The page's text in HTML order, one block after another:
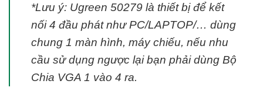
*Lưu ý: Ugreen 50279 là thiết bị để kết
nối 4 đầu phát như PC/LAPTOP/… dùng
chung 1 màn hình, máy chiếu, nếu nhu
cầu sử dụng ngược lại bạn phải dùng Bộ
Chia VGA 1 vào 4 ra.